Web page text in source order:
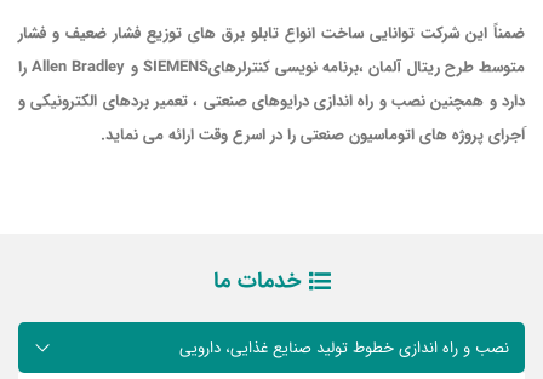
ضمناً این شرکت توانایی ساخت انواع تابلو برق های توزیع فشار ضعیف و فشار
متوسط طرح ریتال آلمان ،برنامه نویسی کنترلرهایSIEMENSو Allen Bradleyرا
دارد و همچنین نصب و راه اندازی درایوهای صنعتی ، تعمیر بردهای الکترونیکی و
َاجرای پروژه های اتوماسیون صنعتی را در اسرع وقت ارائه می نماید.
خدمات ما
نصب و راه اندازی خطوط تولید صنایع غذایی، دارویی